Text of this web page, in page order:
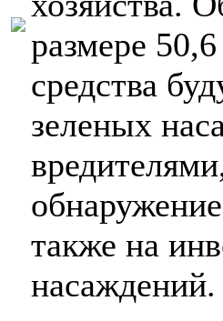
размере
средства
зеленых
также на
насаждений.